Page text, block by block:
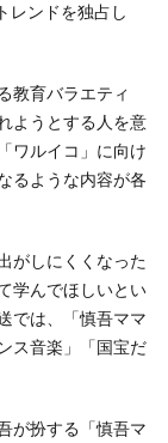
レンドを独占し
教育バラエティ
ようとする人を意
ワルイコ」に向け
るような内容が各
がしにくくなった
学んでほしいとい
では、「慎吾ママ
ス音楽」「国宝だ
が扮する「慎吾マ